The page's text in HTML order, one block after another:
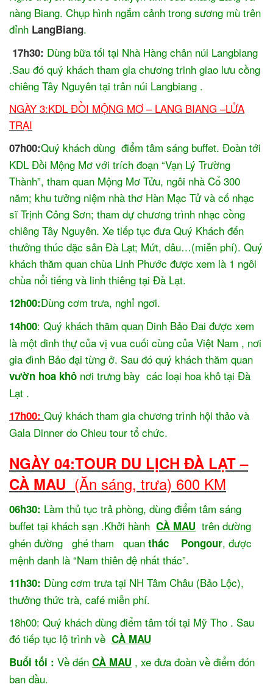
nàng Biang. Chụp hình ngắm cảnh trong sương mù trên
đỉnh LangBiang.
17h30: Dùng bữa tối tại Nhà Hàng chân núi Langbiang
.Sau đó quý khách tham gia chương trinh giao lưu cồng
chiêng Tây Nguyên tại trân núi Langbiang .
NGÀY 3:KDL ĐỒI MỘNG MƠ – LANG BIANG –LỬA
TRẠI
07h00:Quý khách dùng điểm tâm sáng buffet. Đoàn tới
KDL Đồi Mộng Mơ với trích đoạn “Vạn Lý Trường
Thành”, tham quan Mộng Mơ Tửu, ngôi nhà Cổ 300
năm; khu tưởng niệm nhà thơ Hàn Mạc Tử và cố nhạc
sĩ Trịnh Công Sơn; tham dự chương trình nhạc cồng
chiêng Tây Nguyên. Xe tiếp tục đưa Quý Khách đến
thưởng thúc đặc sản Đà Lạt; Mứt, dâu…(miễn phí). Quý
khách thăm quan chùa Linh Phước được xem là 1 ngôi
chùa nổi tiếng và linh thiêng tại Đà Lạt.
12h00:Dùng cơm trưa, nghỉ ngơi.
14h00: Quý khách thăm quan Dinh Bảo Đai được xem
là một dinh thự của vị vua cuối cùng của Việt Nam , nơi
gia đình Bảo đại từng ở. Sau đó quý khách thăm quan
vườn hoa khô nơi trưng bày các loại hoa khô tại Đà
Lạt .
17h00: Quý khách tham gia chương trình hội thảo và
Gala Dinner do Chieu tour tổ chức.
NGÀY 04:TOUR DU LỊCH ĐÀ LẠT –
CÀ MAU (Ăn sáng, trưa) 600 KM
06h30: Làm thủ tục trả phòng, dùng điểm tâm sáng
buffet tại khách sạn .Khởi hành CÀ MAU trên dường
ghén đường ghé tham quan thác Pongour, được
mệnh danh là “Nam thiên đệ nhất thác”.
11h30: Dùng cơm trưa tại NH Tâm Châu (Bảo Lộc),
thưởng thức trà, café miễn phí.
18h00: Quý khách dùng điểm tâm tối tại Mỹ Tho . Sau
đó tiếp tục lộ trình về CÀ MAU
Buổi tối : Về đến CÀ MAU , xe đưa đoàn về điểm đón
ban đầu.